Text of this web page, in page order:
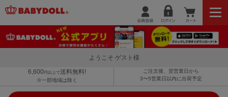
ようこそ ゲスト様
6,600 円以上で送料無料!
※一部地域は除く
ご注文後、翌営業日から
3〜5営業日以内に出荷予定